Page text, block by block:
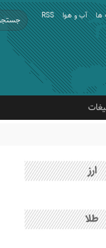
RSS آب و هوا ها